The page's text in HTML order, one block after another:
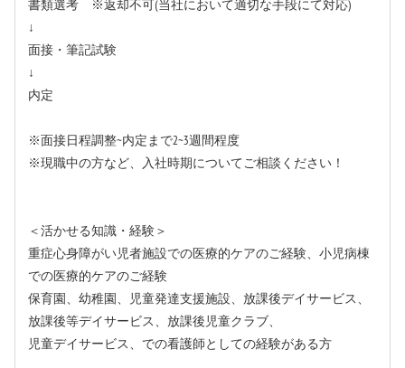
書類選考 ※返却不可(当社において適切な手段にて対応)
↓
面接・筆記試験
↓
内定
※面接日程調整~内定まで2~3週間程度
※現職中の方など、入社時期についてご相談ください！
＜活かせる知識・経験＞
重症心身障がい児者施設での医療的ケアのご経験、小児病棟
での医療的ケアのご経験
保育園、幼稚園、児童発達支援施設、放課後デイサービス、
放課後等デイサービス、放課後児童クラブ、
児童デイサービス、での看護師としての経験がある方